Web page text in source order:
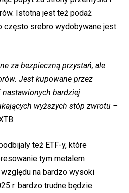
Istotna jest też podaż
często srebro wydobywane jest
za bezpieczną przystań, ale
Jest kupowane przez
bardziej
wyższych stóp zwrotu –
też ETF-y, które
tym metalem
na bardzo wysoki
r. bardzo trudne będzie